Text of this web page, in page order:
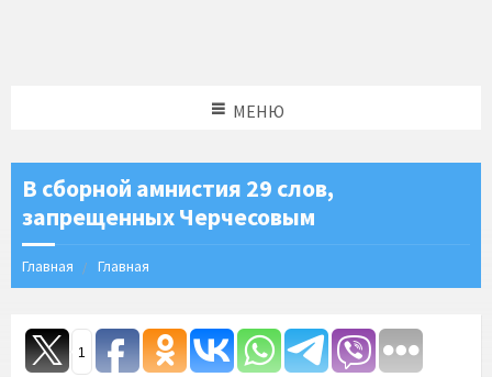
МЕНЮ
В сборной амнистия 29 слов,
запрещенных Черчесовым
Главная Главная
1